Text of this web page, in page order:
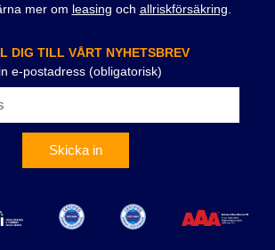
mer om leasing och allriskförsäkring
DIG TILL VÅRT NYHETSBREV
e-postadress (obligatorisk)
Skicka in